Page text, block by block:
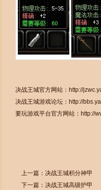
决战王城官方网站： http://
决战王城游戏论坛： http://
要玩游戏平台官方网站： http://
上一篇： 决战王城积分神甲
下一篇： 决战王城高级护甲